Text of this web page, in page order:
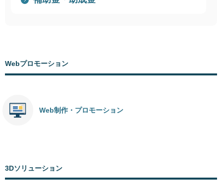
Webプロモーション
Web制作・プロモーション
3Dソリューション